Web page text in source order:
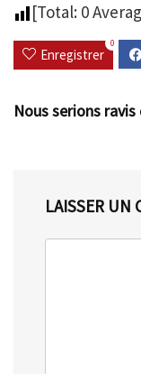
[Total: 0
Enregistrer
0
Nous serions
LAISSER UN